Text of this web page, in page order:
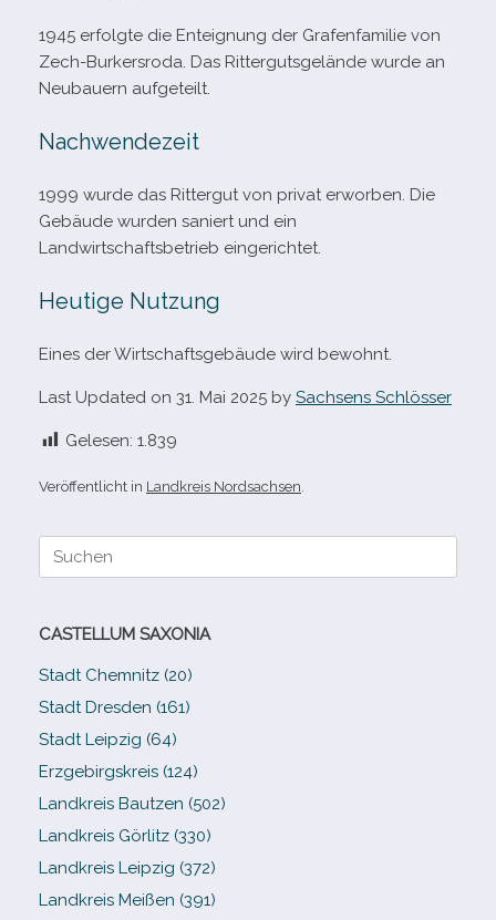
1945 erfolgte die Enteignung der Grafenfamilie von
Zech-​Burkersroda. Das Rittergutsgelände wurde an
Neubauern aufgeteilt.
Nachwendezeit
1999 wurde das Rittergut von pri­vat erwor­ben. Die
Gebäude wur­den saniert und ein
Landwirtschaftsbetrieb eingerichtet.
Heutige Nutzung
Eines der Wirtschaftsgebäude wird bewohnt.
Last Updated on 31. Mai 2025 by Sachsens Schlösser
Gelesen: 1.839
Veröffentlicht in Landkreis Nordsachsen
Suche
CASTELLUM SAXONIA
Stadt Chemnitz (20)
Stadt Dresden (161)
Stadt Leipzig (64)
Erzgebirgskreis (124)
Landkreis Bautzen (502)
Landkreis Görlitz (330)
Landkreis Leipzig (372)
Landkreis Meißen (391)